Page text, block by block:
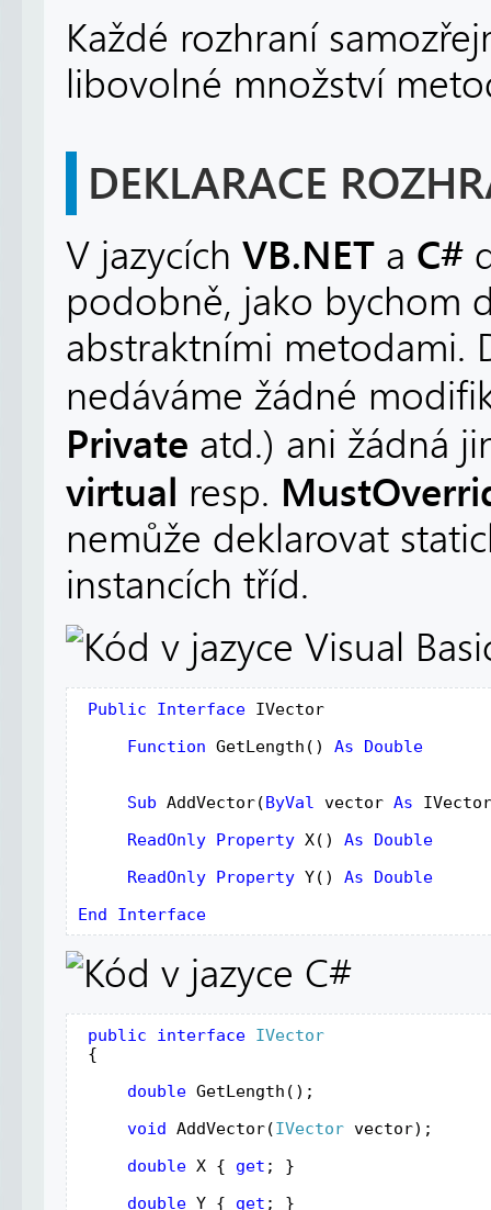
Každé rozhraní
libovolné množství
DEKLARACE
V jazycích VB.NET a C#
podobně, jako bychom
abstraktními metodami.
nedáváme žádné
Private atd.) ani žádná
virtual resp.
nemůže deklarovat
instancích tříd.
Public Interface IVector
Function GetLength () As Double
     Sub
AddVector(ByVal vector As
IVector
ReadOnly Property X() As Double
     ReadOnly
Property Y() As Double
End
Interface
public interface IVector
{
double GetLength ();
void AddVector(IVector vector);
double X { get ; }
double Y { get ; }